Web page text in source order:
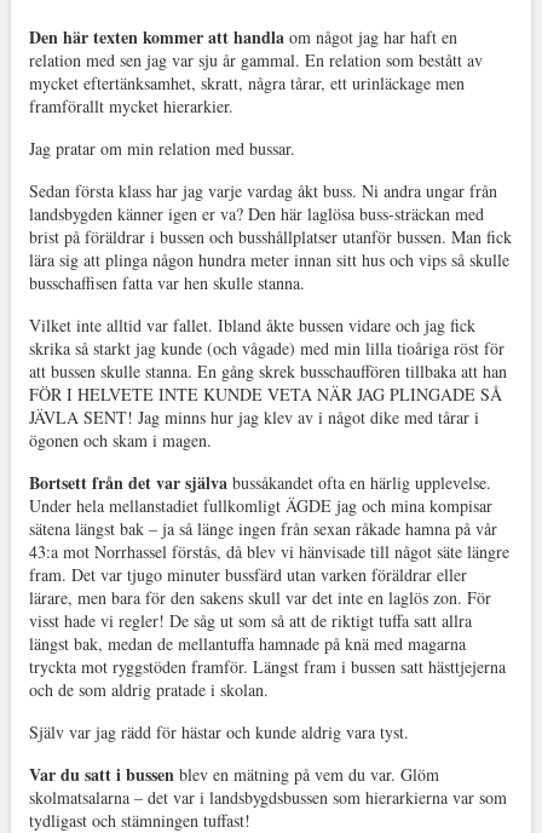
Den här texten kommer att handlaom något jag har haft en
relation med sen jag var sju år gammal. En relation som bestått av
mycket eftertänksamhet, skratt, några tårar, ett urinläckage men
framförallt mycket hierarkier.
Jag pratar om min relation med bussar.
Sedan första klass har jag varje vardag åkt buss. Ni andra ungar från
landsbygden känner igen er va? Den här laglösa buss-sträckan med
brist på föräldrar i bussen och busshållplatser utanför bussen. Man fick
lära sig att plinga någon hundra meter innan sitt hus och vips så skulle
busschaffisen fatta var hen skulle stanna.
Vilket inte alltid var fallet. Ibland åkte bussen vidare och jag fick
skrika så starkt jag kunde (och vågade) med min lilla tioåriga röst för
att bussen skulle stanna. En gång skrek busschauffören tillbaka att han
FÖR I HELVETE INTE KUNDE VETA NÄR JAG PLINGADE SÅ
JÄVLA SENT! Jag minns hur jag klev av i något dike med tårar i
ögonen och skam i magen.
Bortsett från det var självabussåkandet ofta en härlig upplevelse.
Under hela mellanstadiet fullkomligt ÄGDE jag och mina kompisar
sätena längst bak – ja så länge ingen från sexan råkade hamna på vår
43:a mot Norrhassel förstås, då blev vi hänvisade till något säte längre
fram. Det var tjugo minuter bussfärd utan varken föräldrar eller
lärare, men bara för den sakens skull var det inte en laglös zon. För
visst hade vi regler! De såg ut som så att de riktigt tuffa satt allra
längst bak, medan de mellantuffa hamnade på knä med magarna
tryckta mot ryggstöden framför. Längst fram i bussen satt hästtjejerna
och de som aldrig pratade i skolan.
Själv var jag rädd för hästar och kunde aldrig vara tyst.
Var du satt i bussenblev en mätning på vem du var. Glöm
skolmatsalarna – det var i landsbygdsbussen som hierarkierna var som
tydligast och stämningen tuffast!